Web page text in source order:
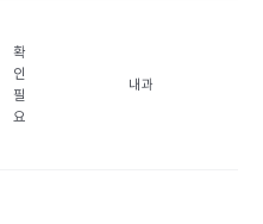
확
인
필
요
내과